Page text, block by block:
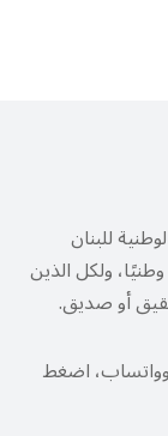
للبنان
ولكل الذين
أو صديق.
اضغط